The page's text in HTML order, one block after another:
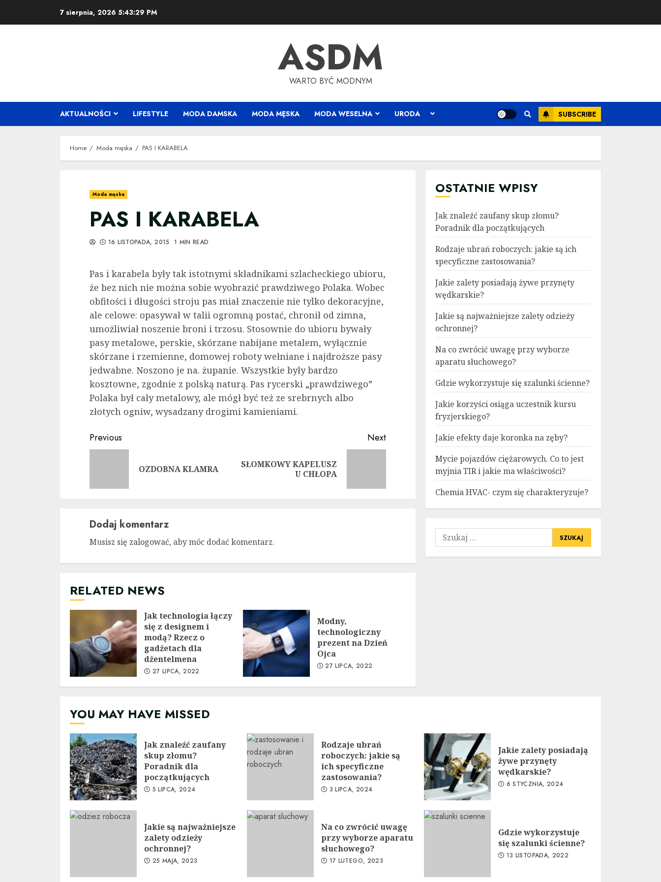
7 sierpnia, 2026 5:43:29 PM
ASDM
WARTO BYĆ MODNYM
AKTUALNOŚCI LIFESTYLE MODA DAMSKA MODA MĘSKA MODA WESELNA URODA SUBSCRIBE
Home Moda męska PAS I KARABELA
Moda męska
PAS I KARABELA
16 LISTOPADA, 2015 1 MIN READ
Pas i karabela były tak istotnymi składnikami szlacheckiego ubioru,
że bez nich nie można sobie wyobrazić prawdziwego Polaka. Wobec
obfitości i długości stroju pas miał znaczenie nie tylko dekoracyjne,
ale celowe: opa­sywał w talii ogromną postać, chronił od zimna,
umożliwiał noszenie broni i trzosu. Stosownie do ubioru bywały
pasy metalowe, perskie, skórzane nabijane metalem, wyłącznie
skórzane i rzemien­ne, domowej roboty wełniane i najdroższe pasy
jedwabne. Noszono je na. żupanie. Wszystkie były bardzo
kosztowne, zgodnie z polską na­turą. Pas rycerski „prawdziwego”
Polaka był cały metalowy, ale mógł być też ze srebrnych albo
złotych ogniw, wysadzany drogimi kamienia­mi.
Continue
Previous
Previous
OZDOBNA KLAMRA
Next
Next
SŁOMKOWY KAPELUSZ
U CHŁOPA
Dodaj komentarz
Musisz się zalogować, aby móc dodać komentarz.
RELATED NEWS
Jak technologia łączy
się z designem i
modą? Rzecz o
gadżetach dla
dżentelmena
27 LIPCA, 2022
Modny,
technologiczny
prezent na Dzień
Ojca
27 LIPCA, 2022
OSTATNIE WPISY
Jak znaleźć zaufany skup złomu?
Poradnik dla początkujących
Rodzaje ubrań roboczych: jakie są ich
specyficzne zastosowania?
Jakie zalety posiadają żywe przynęty
wędkarskie?
Jakie są najważniejsze zalety odzieży
ochronnej?
Na co zwrócić uwagę przy wyborze
aparatu słuchowego?
Gdzie wykorzystuje się szalunki ścienne?
Jakie korzyści osiąga uczestnik kursu
fryzjerskiego?
Jakie efekty daje koronka na zęby?
Mycie pojazdów ciężarowych. Co to jest
myjnia TIR i jakie ma właściwości?
Chemia HVAC- czym się charakteryzuje?
Szukaj:
YOU MAY HAVE MISSED
Jak znaleźć zaufany
skup złomu?
Poradnik dla
początkujących
5 LIPCA, 2024
Rodzaje ubrań
roboczych: jakie są
ich specyficzne
zastosowania?
3 LIPCA, 2024
Jakie zalety posiadają
żywe przynęty
wędkarskie?
6 STYCZNIA, 2024
Jakie są najważniejsze
zalety odzieży
ochronnej?
25 MAJA, 2023
Na co zwrócić uwagę
przy wyborze aparatu
słuchowego?
17 LUTEGO, 2023
Gdzie wykorzystuje
się szalunki ścienne?
13 LISTOPADA, 2022